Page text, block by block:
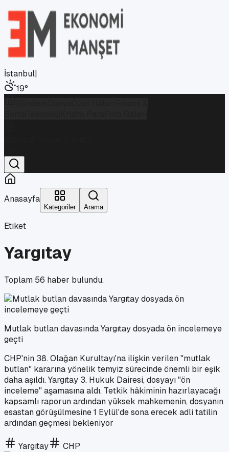
İstanbul|
19°
Anasayfa
Kategoriler Arama
Etiket
Yargıtay
Toplam 56 haber bulundu.
Mutlak butlan davasında Yargıtay dosyada ön incelemeye
geçti
CHP'nin 38. Olağan Kurultayı'na ilişkin verilen "mutlak
butlan" kararına yönelik temyiz sürecinde önemli bir eşik
daha aşıldı. Yargıtay 3. Hukuk Dairesi, dosyayı "ön
inceleme" aşamasına aldı. Tetkik hâkiminin hazırlayacağı
kapsamlı raporun ardından yüksek mahkemenin, dosyanın
esastan görüşülmesine 1 Eylül'de sona erecek adli tatilin
ardından geçmesi bekleniyor
Yargıtay CHP